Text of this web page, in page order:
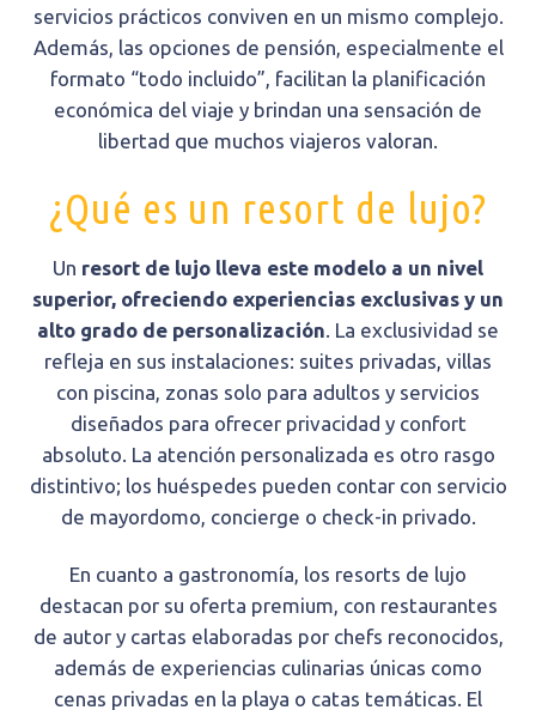
servicios prácticos conviven en un mismo complejo.
Además, las opciones de pensión, especialmente el
formato “todo incluido”, facilitan la planificación
económica del viaje y brindan una sensación de
libertad que muchos viajeros valoran.
¿Qué es un resort de lujo?
Un resort de lujo lleva este modelo a un nivel
superior, ofreciendo experiencias exclusivas y un
alto grado de personalización . La exclusividad se
refleja en sus instalaciones: suites privadas, villas
con piscina, zonas solo para adultos y servicios
diseñados para ofrecer privacidad y confort
absoluto. La atención personalizada es otro rasgo
distintivo; los huéspedes pueden contar con servicio
de mayordomo, concierge o check-in privado.
En cuanto a gastronomía, los resorts de lujo
destacan por su oferta premium, con restaurantes
de autor y cartas elaboradas por chefs reconocidos,
además de experiencias culinarias únicas como
cenas privadas en la playa o catas temáticas. El